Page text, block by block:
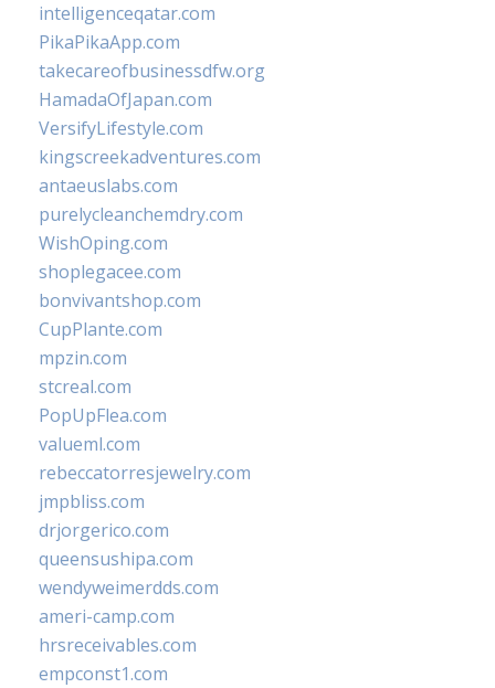
intelligenceqatar.com
PikaPikaApp.com
takecareofbusinessdfw.org
HamadaOfJapan.com
VersifyLifestyle.com
kingscreekadventures.com
antaeuslabs.com
purelycleanchemdry.com
WishOping.com
shoplegacee.com
bonvivantshop.com
CupPlante.com
mpzin.com
stcreal.com
PopUpFlea.com
valueml.com
rebeccatorresjewelry.com
jmpbliss.com
drjorgerico.com
queensushipa.com
wendyweimerdds.com
ameri-camp.com
hrsreceivables.com
empconst1.com